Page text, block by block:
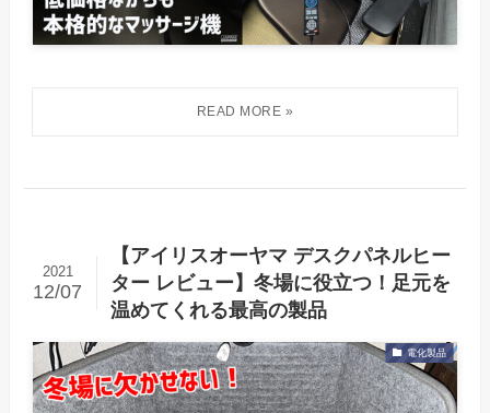
【アイリスオーヤマ デスクパネルヒー
ター レビュー】冬場に役立つ！足元を
温めてくれる最高の製品
2021
12/07
電化製品